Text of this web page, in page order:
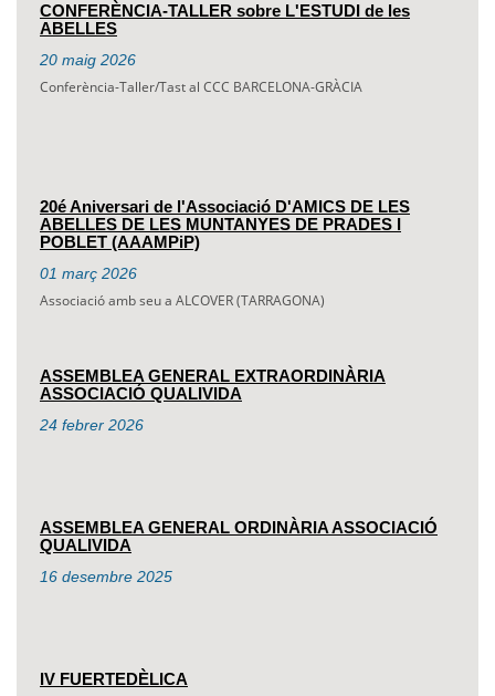
CONFERÈNCIA-TALLER sobre L'ESTUDI de les
ABELLES
20 maig 2026
Conferència-Taller/Tast al CCC BARCELONA-GRÀCIA
20é Aniversari de l'Associació D'AMICS DE LES
ABELLES DE LES MUNTANYES DE PRADES I
POBLET (AAAMPiP)
01 març 2026
Associació amb seu a ALCOVER (TARRAGONA)
ASSEMBLEA GENERAL EXTRAORDINÀRIA
ASSOCIACIÓ QUALIVIDA
24 febrer 2026
ASSEMBLEA GENERAL ORDINÀRIA ASSOCIACIÓ
QUALIVIDA
16 desembre 2025
IV FUERTEDÈLICA